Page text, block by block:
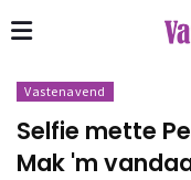
Vastenavend
Selfie mette
Mak 'm